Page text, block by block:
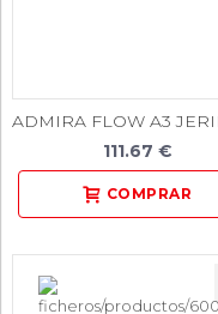
111.67 €